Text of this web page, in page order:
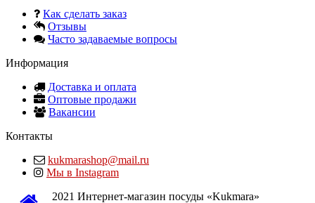
Как сделать заказ
Отзывы
Часто задаваемые вопросы
Информация
Доставка и оплата
Оптовые продажи
Вакансии
Контакты
kukmarashop@mail.ru
Мы в Instagram
2021 Интернет-магазин посуды «Kukmara»